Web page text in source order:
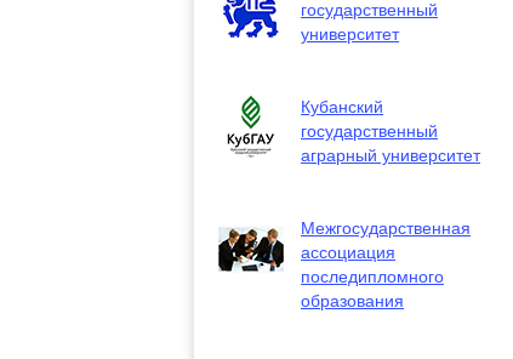
государственный
университет
Кубанский
государственный
аграрный университет
Межгосударственная
ассоциация
последипломного
образования